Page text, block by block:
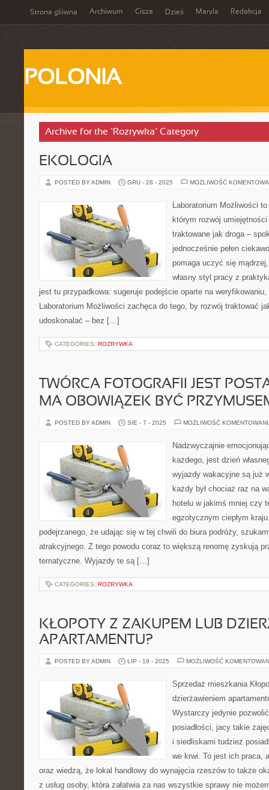
Strona główna Archiwum Cisza Dzień Maryla Redakcja
POLONIA
Archive for the ‘Rozrywka’ Category
EKOLOGIA
POSTED BY ADMIN GRU - 28 - 2025 MOŻLIWOŚĆ
Laboratorium Możliwości
którym rozwój
traktowane jak droga –
jednocześnie pełen
pomaga uczyć się
własny styl pracy z
jest tu przypadkowa: sugeruje podejście oparte na
Laboratorium Możliwości zachęca do tego, by rozwój traktować
udoskonalać – bez […]
CATEGORIES: ROZRYWKA
TWÓRCA FOTOGRAFII JEST
MA OBOWIĄZEK BYĆ
POSTED BY ADMIN SIE - 7 - 2025 MOŻLIWOŚĆ
Nadzwyczajnie
każdego, jest dzień
wyjazdy wakacyjne są już
każdy był chociaż raz na
hotelu w jakimś mniej czy
egzotycznym ciepłym
podejrzanego, że udając się w tej chwili do biura podróży,
atrakcyjnego. Z tego powodu coraz to większą renomę zyskują
tematyczne. Wyjazdy te są […]
CATEGORIES: ROZRYWKA
KŁOPOTY Z ZAKUPEM LUB
APARTAMENTU?
POSTED BY ADMIN LIP - 19 - 2025 MOŻLIWOŚĆ
Sprzedaż mieszkania
dzierżawieniem
Wystarczy jedynie
posiadłości, jacy takie
i siedliskami tudzież
we krwi. To jest ich praca,
oraz wiedzą, że lokal handlowy do wynajęcia rzeszów to także
z usług osoby, która załatwia za nas wszystkie sprawy nie